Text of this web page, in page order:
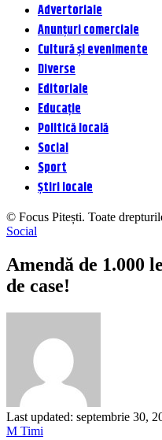
Advertoriale
Anunțuri comerciale
Cultură și evenimente
Diverse
Editoriale
Educație
Politică locală
Social
Sport
Știri locale
© Focus Pitești. Toate
Social
Amendă de 1.000
de case!
Last updated: septembrie 30,
M Timi